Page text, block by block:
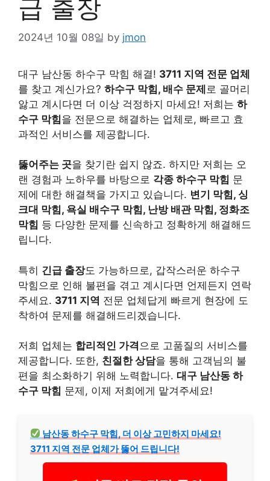
급 출장
2024년 10월 08일 by jmon
대구 남산동 하수구 막힘 해결! 3711 지역 전문 업체
를 찾고 계신가요? 하수구 막힘, 배수 문제 로 골머리
앓고 계시다면 더 이상 걱정하지 마세요! 저희는 하
수구 막힘을 전문으로 해결하는 업체로, 빠르고 효
과적인 서비스를 제공합니다.
뚫어주는 곳을 찾기란 쉽지 않죠. 하지만 저희는 오
랜 경험과 노하우를 바탕으로 각종 하수구 막힘 문
제에 대한 해결책을 가지고 있습니다. 변기 막힘, 싱
크대 막힘, 욕실 배수구 막힘, 난방 배관 막힘, 정화조
막힘 등 다양한 문제를 신속하고 정확하게 해결해드
립니다.
특히 긴급 출장도 가능하므로, 갑작스러운 하수구
막힘으로 인해 불편을 겪고 계시다면 언제든지 연락
주세요. 3711 지역 전문 업체답게 빠르게 현장에 도
착하여 문제를 해결해드리겠습니다.
저희 업체는 합리적인 가격으로 고품질의 서비스를
제공합니다. 또한, 친절한 상담을 통해 고객님의 불
편을 최소화하기 위해 노력합니다. 대구 남산동 하
수구 막힘 문제, 이제 저희에게 맡겨주세요!
남산동 하수구 막힘, 더 이상 고민하지 마세요!
3711 지역 전문 업체가 뚫어 드립니다!